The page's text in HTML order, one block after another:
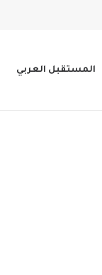
المستقبل العربي